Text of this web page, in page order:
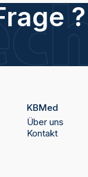
?
KBMed
Über uns
Kontakt